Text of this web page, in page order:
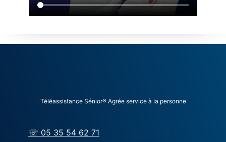
Téléassistance Sénior® Agrée service à la personne
☏ 05 35 54 62 71